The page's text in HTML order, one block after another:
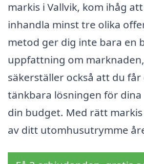
markis i Vallvik, kom ihåg
inhandla minst tre olika
metod ger dig inte bara en
uppfattning om
säkerställer också att du får
tänkbara lösningen för dina
din budget. Med rätt
av ditt utomhusutrymme